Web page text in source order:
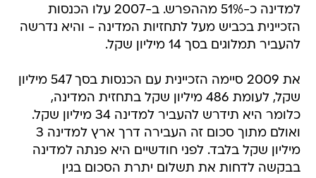
למדינה כ-51% מההפרש. ב-2007 עלו הכנסות
הזכיינית בכביש מעל לתחזיות המדינה - והיא נדרשה
להעביר תמלוגים בסך 14 מיליון שקל.
את 2009 סיימה הזכיינית עם הכנסות בסך 547 מיליון
שקל, לעומת 486 מיליון שקל בתחזית המדינה,
כלומר היא תידרש להעביר למדינה 34 מיליון שקל.
ואולם מתוך סכום זה העבירה דרך ארץ למדינה 3
מיליון שקל בלבד. לפני חודשיים היא פנתה למדינה
בבקשה לדחות את תשלום יתרת הסכום בגין